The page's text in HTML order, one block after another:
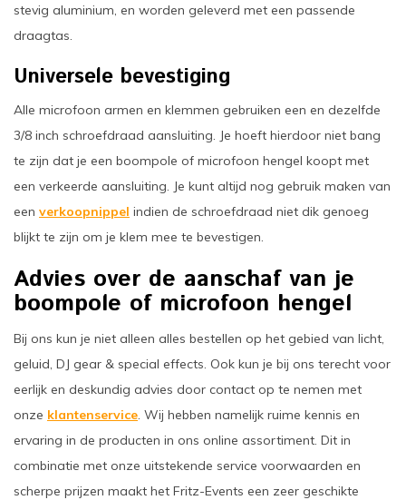
stevig aluminium, en worden geleverd met een passende
draagtas.
Universele bevestiging
Alle microfoon armen en klemmen gebruiken een en dezelfde
3/8 inch schroefdraad aansluiting. Je hoeft hierdoor niet bang
te zijn dat je een boompole of microfoon hengel koopt met
een verkeerde aansluiting. Je kunt altijd nog gebruik maken van
een verkoopnippel indien de schroefdraad niet dik genoeg
blijkt te zijn om je klem mee te bevestigen.
Advies over de aanschaf van je
boompole of microfoon hengel
Bij ons kun je niet alleen alles bestellen op het gebied van licht,
geluid, DJ gear & special effects. Ook kun je bij ons terecht voor
eerlijk en deskundig advies door contact op te nemen met
onze klantenservice. Wij hebben namelijk ruime kennis en
ervaring in de producten in ons online assortiment. Dit in
combinatie met onze uitstekende service voorwaarden en
scherpe prijzen maakt het Fritz-Events een zeer geschikte